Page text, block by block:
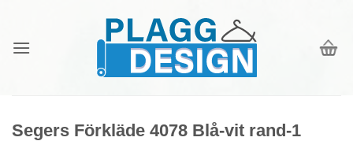
content
Segers Förkläde 4078 Blå-vit rand-1